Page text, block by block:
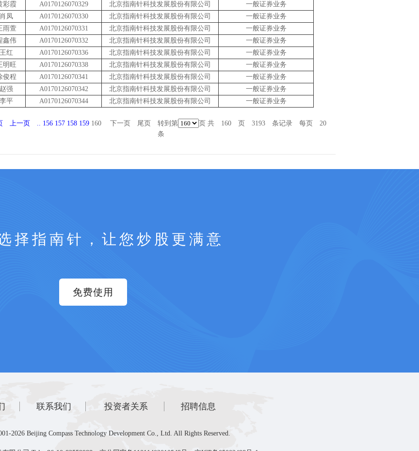
彩霞
A0170126070329 北京指南针科技发展股份有限公司
一般证券业务
肖凤
A0170126070330 北京指南针科技发展股份有限公司
一般证券业务
雨萱
A0170126070331 北京指南针科技发展股份有限公司
一般证券业务
鑫伟
A0170126070332 北京指南针科技发展股份有限公司
一般证券业务
王红
A0170126070336 北京指南针科技发展股份有限公司
一般证券业务
明旺
A0170126070338 北京指南针科技发展股份有限公司
一般证券业务
俊程
A0170126070341 北京指南针科技发展股份有限公司
一般证券业务
赵强
A0170126070342 北京指南针科技发展股份有限公司
一般证券业务
李平
A0170126070344 北京指南针科技发展股份有限公司 一般证券业务
上一页 .. 156 157 158 159 160 下一页 尾页 转到第
页 共 160 页 3193 条记录 每页 20
条
择指南针，让您炒股更满意
免费使用
联系我们 投资者关系 招聘信息
2026 Beijing Compass Technology Development Co., Ltd. All Rights Reserved.